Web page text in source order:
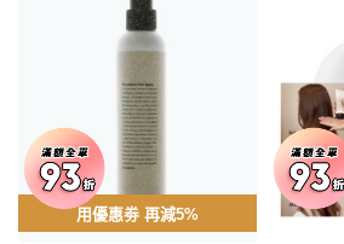
用優惠劵 再減5%